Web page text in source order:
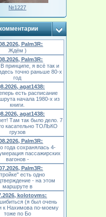
№1227
Palm3R:
Ждём )
Palm3R:
принципе, я всё так и
точно раньше 80-х
год
agat1438:
есть расписание
начала 1980-х из
книги.
agat1438:
Там так было дело. 7
касательно ТОЛЬКО
грузов
Palm3R:
года сохранялась 4-
пассажирских
вагонов -
Palm3R:
есть одно
- на этом
маршруте в
kolotovms:
(я был очень
к Нахимова по-моему
тоже по Бо